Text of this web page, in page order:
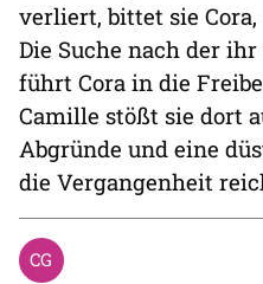
verliert, bittet sie Cora,
Die Suche nach der
führt Cora in die
Camille stößt sie dort
Abgründe und eine
die Vergangenheit